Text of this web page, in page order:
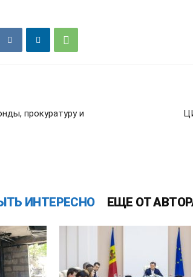
прокуратуру и
ИНТЕРЕСНО ЕЩЕ ОТ